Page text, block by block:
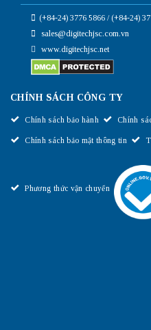
(+84-24) 3776 5866 / (+84-24)
sales@digitechjsc.com.vn
www.digitechjsc.net
CHÍNH SÁCH CÔNG TY
Chính sách bảo hành Chính
Chính sách bảo mật thông tin
Phương thức vận chuyển